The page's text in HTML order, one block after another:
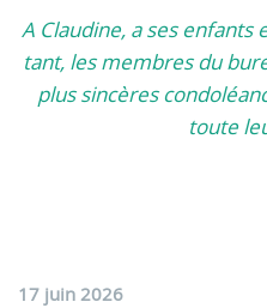
A Claudine, a ses
tant, les membres du
plus sincères
toute
17 juin 2026